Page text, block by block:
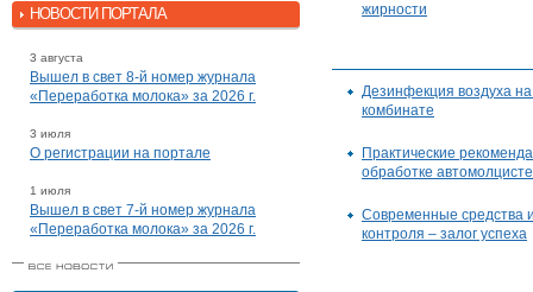
НОВОСТИ ПОРТАЛА
3 августа
Вышел в свет 8-й номер журнала
«Переработка молока» за 2026 г.
3 июля
О регистрации на портале
1 июля
Вышел в свет 7-й номер журнала
«Переработка молока» за 2026 г.
жирности
Дезинфекция воздуха
комбинате
Практические
обработке
Современные средства
контроля – залог успеха